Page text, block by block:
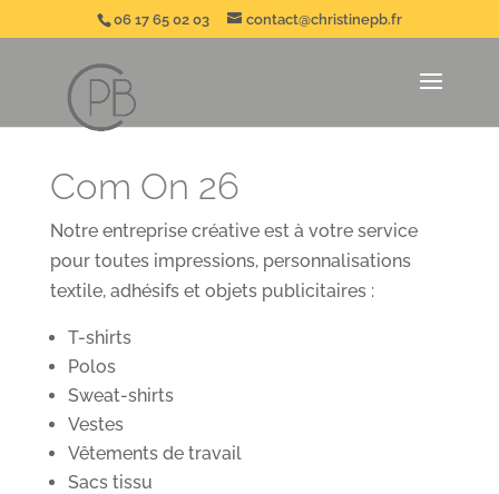
06 17 65 02 03 contact@christinepb.fr
Com On 26
Notre entreprise créative est à votre service
pour toutes impressions, personnalisations
textile, adhésifs et objets publicitaires :
T-shirts
Polos
Sweat-shirts
Vestes
Vêtements de travail
Sacs tissu